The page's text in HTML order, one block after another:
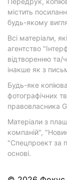
містить
будь-якому
Всі матеріали,
агентство
відтворенню
інакше як з
Будь-яке
фотографічних
правовласника
Матеріали з
компаній",
"Спецпроект за
основі.